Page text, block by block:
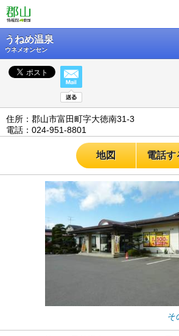
うねめ温泉
ウネメオンセン
住所：郡山市富田町字大徳南31-3
電話：024-951-8801
地図 電話す
そ